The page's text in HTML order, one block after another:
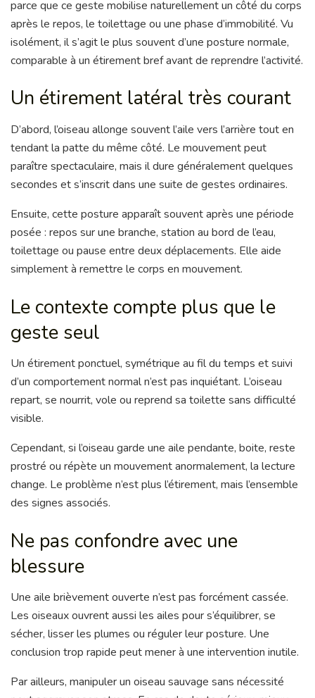
parce que ce geste mobilise naturellement un côté du corps
après le repos, le toilettage ou une phase d’immobilité. Vu
isolément, il s’agit le plus souvent d’une posture normale,
comparable à un étirement bref avant de reprendre l’activité.
Un étirement latéral très courant
D’abord, l’oiseau allonge souvent l’aile vers l’arrière tout en
tendant la patte du même côté. Le mouvement peut
paraître spectaculaire, mais il dure généralement quelques
secondes et s’inscrit dans une suite de gestes ordinaires.
Ensuite, cette posture apparaît souvent après une période
posée : repos sur une branche, station au bord de l’eau,
toilettage ou pause entre deux déplacements. Elle aide
simplement à remettre le corps en mouvement.
Le contexte compte plus que le
geste seul
Un étirement ponctuel, symétrique au fil du temps et suivi
d’un comportement normal n’est pas inquiétant. L’oiseau
repart, se nourrit, vole ou reprend sa toilette sans difficulté
visible.
Cependant, si l’oiseau garde une aile pendante, boite, reste
prostré ou répète un mouvement anormalement, la lecture
change. Le problème n’est plus l’étirement, mais l’ensemble
des signes associés.
Ne pas confondre avec une
blessure
Une aile brièvement ouverte n’est pas forcément cassée.
Les oiseaux ouvrent aussi les ailes pour s’équilibrer, se
sécher, lisser les plumes ou réguler leur posture. Une
conclusion trop rapide peut mener à une intervention inutile.
Par ailleurs, manipuler un oiseau sauvage sans nécessité